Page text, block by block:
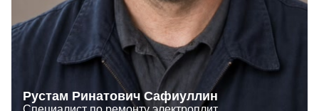
Рустам Ринатович Сафиуллин